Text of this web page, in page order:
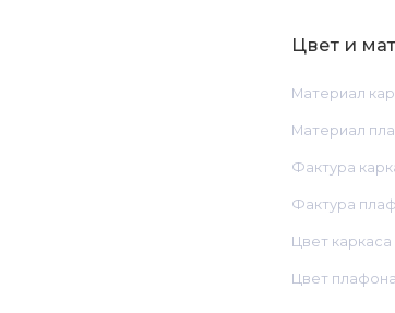
Цвет и
Материал
Материал
Фактура
Фактура
Цвет каркаса
Цвет плафона